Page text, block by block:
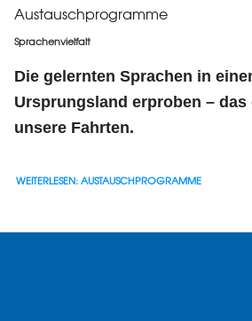
Austauschprogramme
Sprachenvielfalt
Die gelernten Sprachen in
Ursprungsland erproben –
unsere Fahrten.
WEITERLESEN: AUSTAUSCHPROGRAMME